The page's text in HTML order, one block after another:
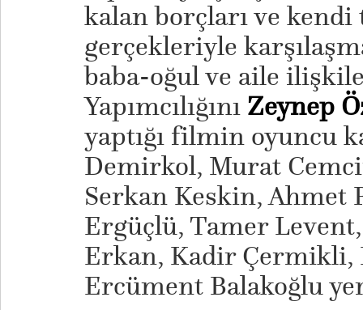
kalan borçları ve
gerçekleriyle
baba-oğul ve aile
Yapımcılığını Zeynep
yaptığı filmin oyuncu
Demirkol, Murat
Serkan Keskin, Ahmet
Ergüçlü, Tamer
Erkan, Kadir Çermikli,
Ercüment Balakoğlu